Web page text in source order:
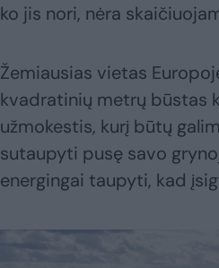
ko jis nori, nėra
Žemiausias vietas
kvadratinių metrų būstas
užmokestis, kurį būtų
sutaupyti pusę savo
energingai taupyti, kad